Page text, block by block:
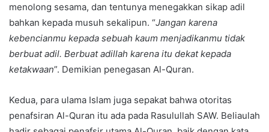
menolong sesama, dan tentunya menegakkan sikap adil
bahkan kepada musuh sekalipun. “Jangan karena
kebencianmu kepada sebuah kaum menjadikanmu tidak
berbuat adil. Berbuat adillah karena itu dekat kepada
ketakwaan”. Demikian penegasan Al-Quran.
Kedua, para ulama Islam juga sepakat bahwa otoritas
penafsiran Al-Quran itu ada pada Rasulullah SAW. Beliaulah